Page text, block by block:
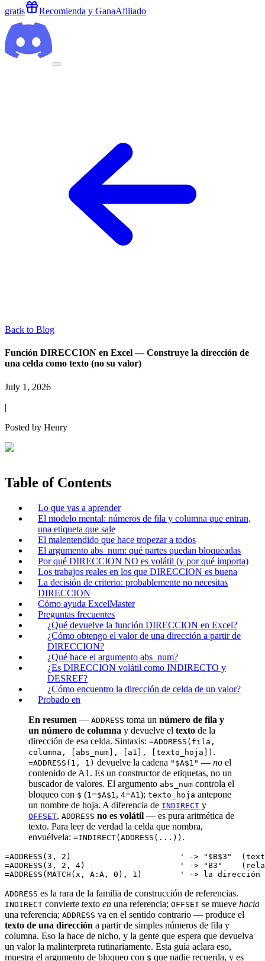
gratis
Recomienda y GanaAfiliado
Back to Blog
Función DIRECCION en Excel — Construye la dirección de
una celda como texto (no su valor)
July 1, 2026
|
Posted by Henry
Table of Contents
Lo que vas a aprender
El modelo mental: números de fila y columna que entran,
una etiqueta que sale
El malentendido que hace tropezar a todos
El argumento abs_num: qué partes quedan bloqueadas
Por qué DIRECCION NO es volátil (y por qué importa)
Los trabajos reales en los que DIRECCION es buena
La decisión de criterio: probablemente no necesitas
DIRECCION
Cómo ayuda ExcelMaster
Preguntas frecuentes
¿Qué devuelve la función DIRECCION en Excel?
¿Cómo obtengo el valor de una dirección a partir de
DIRECCION?
¿Qué hace el argumento abs_num?
¿Es DIRECCION volátil como INDIRECTO y
DESREF?
¿Cómo encuentro la dirección de celda de un valor?
Probado en
En resumen — ADDRESS toma un número de fila y
un número de columna y devuelve el texto de la
dirección de esa celda. Sintaxis: =ADDRESS(fila,
columna, [abs_num], [a1], [texto_hoja]) .
=ADDRESS(1, 1) devuelve la cadena "$A$1" — no el
contenido de A1. Es un constructor de etiquetas, no un
buscador de valores. El argumento abs_num controla el
bloqueo con $ (1=$A$1, 4=A1); texto_hoja antepone
un nombre de hoja. A diferencia de INDIRECT y
OFFSET, ADDRESS no es volátil — es pura aritmética de
texto. Para leer de verdad la celda que nombra,
envuélvela: =INDIRECT(ADDRESS(...)) .
=ADDRESS(3, 2)                       ' -> "$B$3"
=ADDRESS(3, 2, 4)                    ' -> "B3"
ADDRESS es la rara de la familia de construcción de referencias.
INDIRECT convierte texto en una referencia; OFFSET se mueve hacia
una referencia; ADDRESS va en el sentido contrario — produce el
texto de una dirección a partir de simples números de fila y
columna. Eso la hace de nicho, y la gente que espera que devuelva
un valor la malinterpreta rutinariamente. Esta guía aclara eso,
muestra el argumento de bloqueo con $ que nadie recuerda, y es